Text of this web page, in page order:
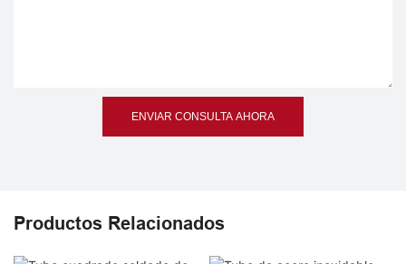
ENVIAR CONSULTA AHORA
Productos Relacionados